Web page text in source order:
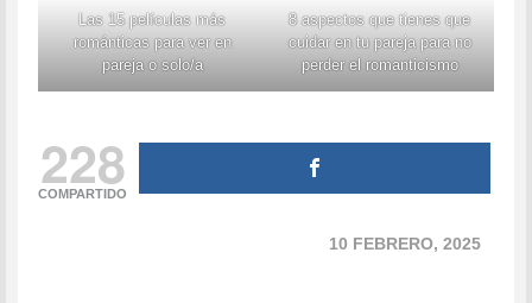
Las 15 películas más
románticas para ver en
pareja o solo/a
8 aspectos que tienes que
cuidar en tu pareja para no
perder el romanticismo
228
COMPARTIDO
10 FEBRERO, 2025